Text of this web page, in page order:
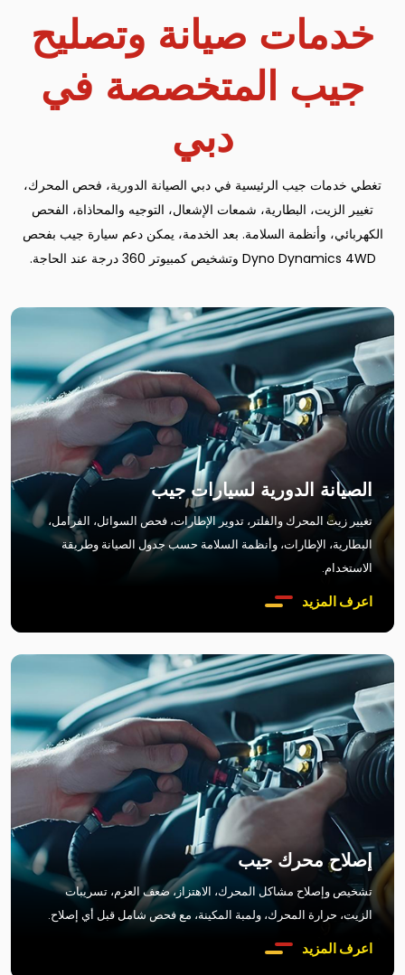
خدمات صيانة وتصليح
جيب المتخصصة في
دبي
تغطي خدمات جيب الرئيسية في دبي الصيانة الدورية، فحص المحرك،
تغيير الزيت، البطارية، شمعات الإشعال، التوجيه والمحاذاة، الفحص
الكهربائي، وأنظمة السلامة. بعد الخدمة، يمكن دعم سيارة جيب بفحص
Dyno Dynamics 4WD وتشخيص كمبيوتر 360 درجة عند الحاجة.
الصيانة الدورية لسيارات جيب
تغيير زيت المحرك والفلتر، تدوير الإطارات، فحص السوائل، الفرامل،
البطارية، الإطارات، وأنظمة السلامة حسب جدول الصيانة وطريقة
الاستخدام.
اعرف المزيد
إصلاح محرك جيب
تشخيص وإصلاح مشاكل المحرك، الاهتزاز، ضعف العزم، تسريبات
الزيت، حرارة المحرك، ولمبة المكينة، مع فحص شامل قبل أي إصلاح.
اعرف المزيد